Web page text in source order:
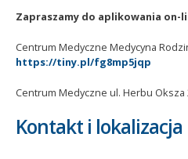
Zapraszamy do aplikowania on-
Centrum Medyczne Medycyna
https://tiny.pl/fg8mp5jqp
Centrum Medyczne ul. Herbu Oksza
Kontakt i lokalizacja